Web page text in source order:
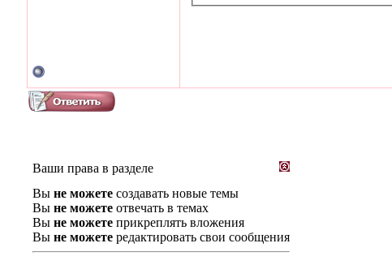
Ваши права в разделе
Вы не можете создавать новые темы
Вы не можете отвечать в темах
Вы не можете прикреплять вложения
Вы не можете редактировать свои сообщения